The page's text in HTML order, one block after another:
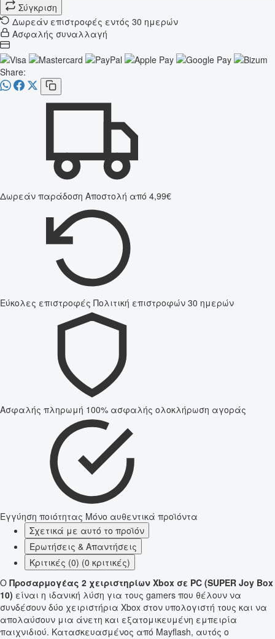
Σύγκριση
Δωρεάν επιστροφές εντός 30 ημερών
Ασφαλής συναλλαγή
Share:
Δωρεάν παράδοση Αποστολή από 4,99€
Εύκολες επιστροφές Πολιτική επιστροφών 30 ημερών
Ασφαλής πληρωμή 100% ασφαλής ολοκλήρωση αγοράς
Εγγύηση ποιότητας Μόνο αυθεντικά προϊόντα
Σχετικά με αυτό το προϊόν
Ερωτήσεις & Απαντήσεις
Κριτικές (0) (0 κριτικές)
Ο Προσαρμογέας 2 χειριστηρίων Xbox σε PC (SUPER Joy Box
10) είναι η ιδανική λύση για τους gamers που θέλουν να
συνδέσουν δύο χειριστήρια Xbox στον υπολογιστή τους και να
απολαύσουν μια άνετη και εξατομικευμένη εμπειρία
παιχνιδιού. Κατασκευασμένος από Mayflash, αυτός ο